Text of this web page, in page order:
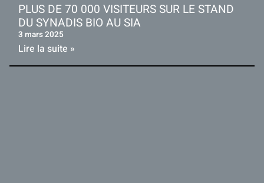
PLUS DE 70 000 VISITEURS SUR LE STAND
DU SYNADIS BIO AU SIA
3 mars 2025
Lire la suite »